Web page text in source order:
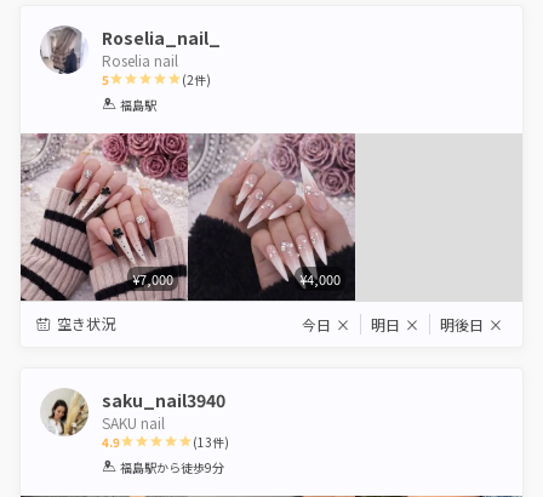
Roselia_nail_
Roselia nail
5
1 2 3 4
(2件)
福島駅
¥7,000 ¥4,000
空き状況 今日 × 明日 × 明後日 ×
saku_nail3940
SAKU nail
4.9
1 2 3 4 5
(13件)
福島駅から徒歩9分